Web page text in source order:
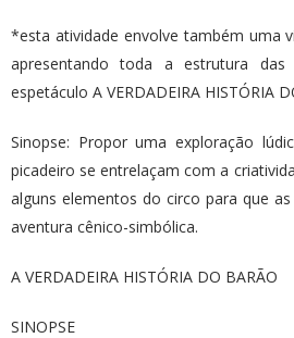
*esta atividade envolve também uma
apresentando toda a estrutura das
espetáculo A VERDADEIRA HISTÓRIA
Sinopse: Propor uma exploração
picadeiro se entrelaçam com a
alguns elementos do circo para que
aventura cênico-simbólica.
A VERDADEIRA HISTÓRIA DO BARÃO
SINOPSE